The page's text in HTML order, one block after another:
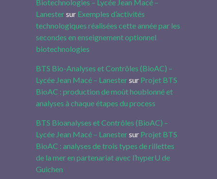
Biotechnologies – Lycée Jean Macé –
Lanestersur Exemples d’activités
technologiques réalisées cette année par les
secondes en enseignement optionnel
biotechnologies
BTS Bio-Analyses et Contrôles (BioAC) –
Lycée Jean Macé – Lanestersur Projet BTS
BioAC : production de moût houblonné et
analyses à chaque étapes du process
BTS Bioanalyses et Contrôles (BioAC) –
Lycée Jean Macé – Lanestersur Projet BTS
BioAC : analyses de trois types de rillettes
de la mer en partenariat avec l’hyperU de
Guichen